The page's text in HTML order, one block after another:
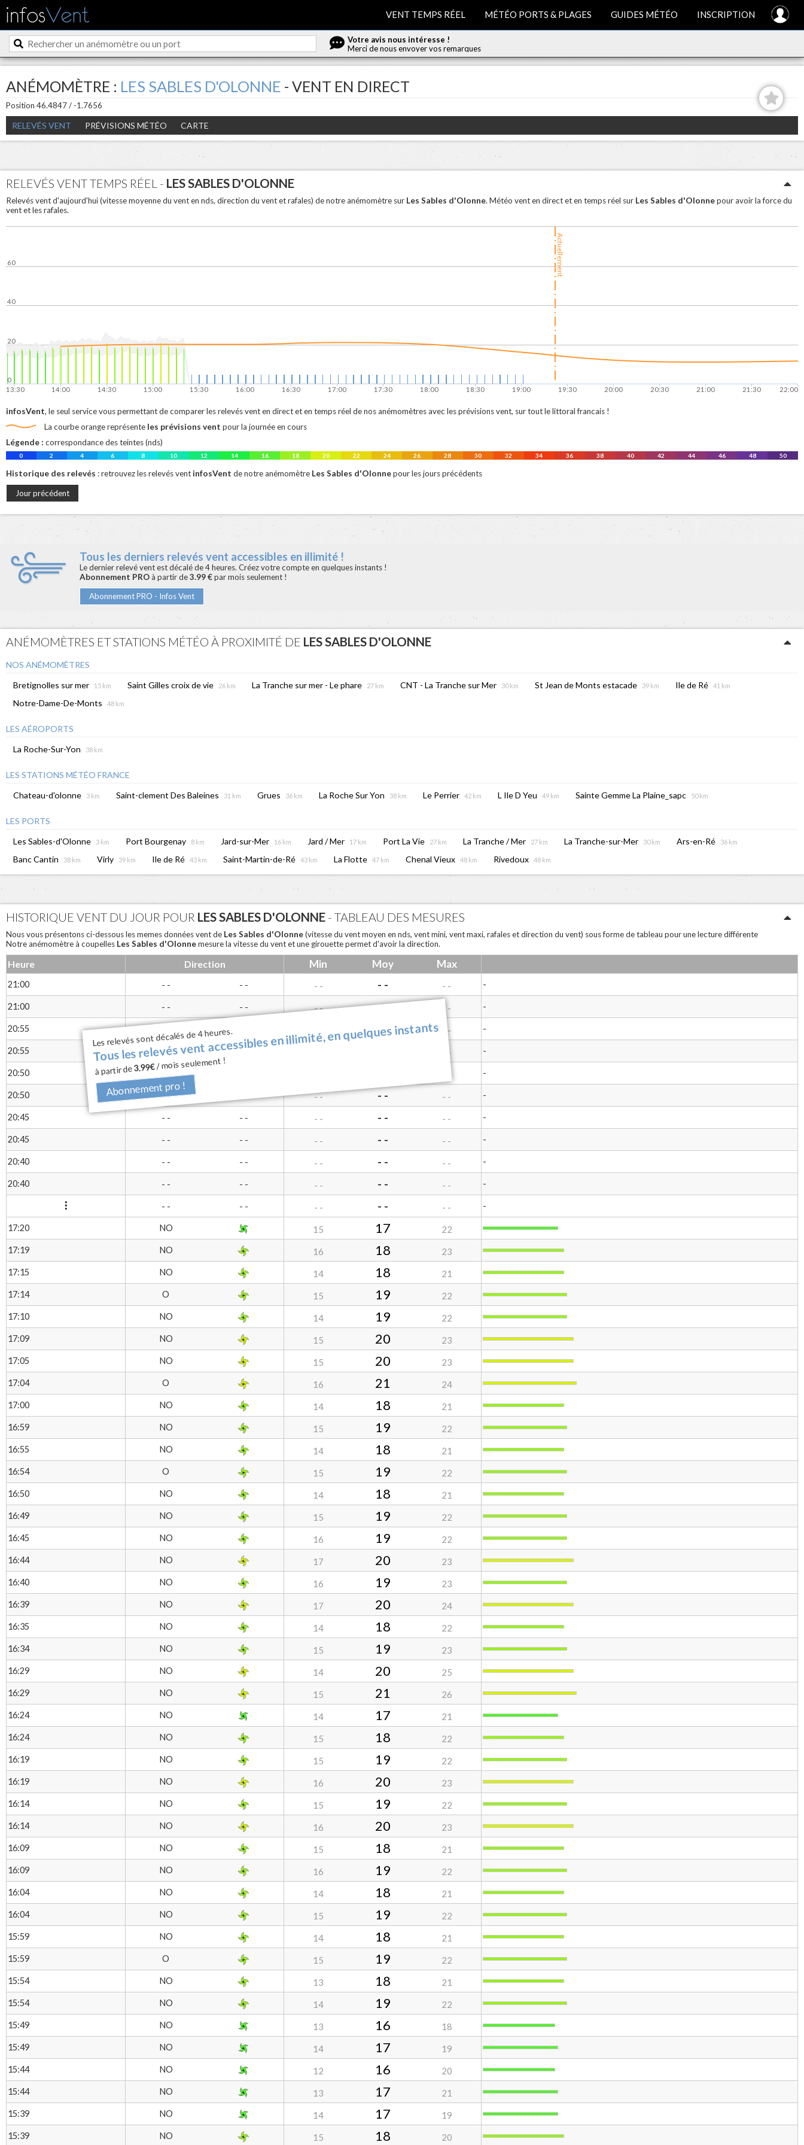
VENT TEMPS RÉEL MÉTÉO PORTS & PLAGES GUIDES MÉTÉO INSCRIPTION
Votre avis nous intéresse !
Merci de nous envoyer vos remarques
ANÉMOMÈTRE : LES SABLES D'OLONNE - VENT EN DIRECT
Position 46.4847 / -1.7656
RELEVÉS VENT PRÉVISIONS MÉTÉO CARTE
RELEVÉS VENT TEMPS RÉEL - LES SABLES D'OLONNE
Relevés vent d'aujourd'hui (vitesse moyenne du vent en nds, direction du vent et rafales) de notre anémomètre sur Les Sables d'Olonne. Météo vent en direct et en temps réel sur Les Sables d'Olonnepour avoir la force du
vent et les rafales.
Actuellement
13:30 14:00 14:30 15:00 15:30 16:00 16:30 17:00 17:30 18:00 18:30 19:00 19:30 20:00 20:30 21:00 21:30 22:00
0
20
40
60
infosVent, le seul service vous permettant de comparer les relevés vent en direct et en temps réel de nos anémomètres avec les prévisions vent, sur tout le littoral francais !
La courbe orange représente les prévisions vent pour la journée en cours
Légende : correspondance des teintes (nds)
0 2 4 6 8 10 12 14 16 18 20 22 24 26 28 30 32 34 36 38 40 42 44 46 48 50
Historique des relevés : retrouvez les relevés vent infosVent de notre anémomètre Les Sables d'Olonnepour les jours précédents
Jour précédent
Tous les derniers relevés vent accessibles en illimité !
Le dernier relevé vent est décalé de 4 heures. Créez votre compte en quelques instants !
Abonnement PROà partir de3.99 €par mois seulement !
Abonnement PRO - Infos Vent
ANÉMOMÈTRES ET STATIONS MÉTÉO À PROXIMITÉ DE LES SABLES D'OLONNE
NOS ANÉMOMÈTRES
Bretignolles sur mer
15 km Saint Gilles croix de vie 26 km La Tranche sur mer - Le phare 27 km CNT - La Tranche sur Mer 30 km St Jean de Monts estacade 39 km Ile de Ré 41 km
Notre-Dame-De-Monts 48 km
LES AÉROPORTS
La Roche-Sur-Yon
38 km
LES STATIONS MÉTÉO FRANCE
Chateau-d'olonne
3 km Saint-clement Des Baleines 31 km Grues 36 km La Roche Sur Yon 38 km Le Perrier 42 km L Ile D Yeu 49 km Sainte Gemme La Plaine_sapc 50 km
LES PORTS
Les Sables-d'Olonne
3 km Port Bourgenay 8 km Jard-sur-Mer 16 km Jard / Mer 17 km Port La Vie 27 km La Tranche / Mer 27 km La Tranche-sur-Mer 30 km Ars-en-Ré 36 km
Banc Cantin 38 km Virly 39 km Ile de Ré 43 km Saint-Martin-de-Ré 43 km La Flotte 47 km Chenal Vieux 48 km Rivedoux 48 km
HISTORIQUE VENT DU JOUR POUR LES SABLES D'OLONNE - TABLEAU DES MESURES
Nous vous présentons ci-dessous les memes données vent de Les Sables d'Olonne(vitesse du vent moyen en nds, vent mini, vent maxi, rafales et direction du vent) sous forme de tableau pour une lecture différente
Notre anémomètre à coupelles Les Sables d'Olonnemesure la vitesse du vent et une girouette permet d'avoir la direction.
Les relevés sont décalés de 4 heures.
Tous les relevés vent accessibles en illimité, en quelques instants
à partir de3.99€ / mois seulement !
Abonnement pro !
Heure Direction Min Moy Max
21:00 - - - - - - - - - - -
21:00 - - - - - - - - - - -
20:55 - - - - -
20:55 - - - - - - -
20:50 - - -
20:50 - - - - - - - - -
20:45 - - - - - - - - - - -
20:45 - - - - - - - - - - -
20:40 - - - - - - - - - - -
20:40 - - - - - - - - - - -
- - - - - - - - - - -
17:20 NO 15 17 22
17:19 NO 16 18 23
17:15 NO 14 18 21
17:14 O 15 19 22
17:10 NO 14 19 22
17:09 NO 15 20 23
17:05 NO 15 20 23
17:04 O 16 21 24
17:00 NO 14 18 21
16:59 NO 15 19 22
16:55 NO 14 18 21
16:54 O 15 19 22
16:50 NO 14 18 21
16:49 NO 15 19 22
16:45 NO 16 19 22
16:44 NO 17 20 23
16:40 NO 16 19 23
16:39 NO 17 20 24
16:35 NO 14 18 22
16:34 NO 15 19 23
16:29 NO 14 20 25
16:29 NO 15 21 26
16:24 NO 14 17 21
16:24 NO 15 18 22
16:19 NO 15 19 22
16:19 NO 16 20 23
16:14 NO 15 19 22
16:14 NO 16 20 23
16:09 NO 15 18 21
16:09 NO 16 19 22
16:04 NO 14 18 21
16:04 NO 15 19 22
15:59 NO 14 18 21
15:59 O 15 19 22
15:54 NO 13 18 21
15:54 NO 14 19 22
15:49 NO 13 16 18
15:49 NO 14 17 19
15:44 NO 12 16 20
15:44 NO 13 17 21
15:39 NO 14 17 19
15:39 NO 15 18 20